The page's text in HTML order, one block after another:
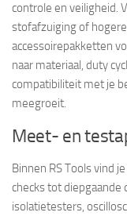
controle en veiligheid.
stofafzuiging of
accessoirepakketten
naar materiaal, duty
compatibiliteit met je
meegroeit.
Meet- en
Binnen RS Tools vind
checks tot
isolatietesters,